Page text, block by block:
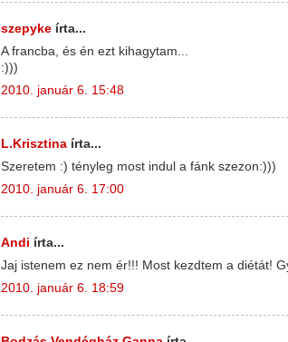
szepyke írta...
A francba, és én ezt kihagytam...
:)))
2010. január 6. 15:48
L.Krisztina írta...
Szeretem :) tényleg most indul a fánk szezon:)))
2010. január 6. 17:00
Andi írta...
Jaj istenem ez nem ér!!! Most kezdtem a diétát!
2010. január 6. 18:59